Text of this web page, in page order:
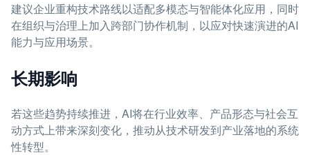
建议企业重构技术路线以适配多模态与智能体化应用，同时
在组织与治理上加入跨部门协作机制，以应对快速演进的AI
能力与应用场景。
长期影响
若这些趋势持续推进，AI将在行业效率、产品形态与社会互
动方式上带来深刻变化，推动从技术研发到产业落地的系统
性转型。